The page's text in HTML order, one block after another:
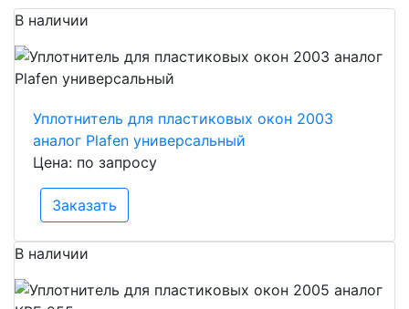
В наличии
Уплотнитель для пластиковых окон 2003
аналог Plafen универсальный
Цена: по запросу
Заказать
В наличии